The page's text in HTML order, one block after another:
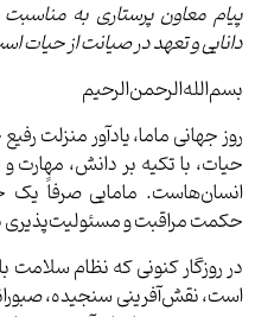
پیام معاون پرستاری به مناسبت
دانایی و تعهد در صیانت از حیات
بسم‌الله‌الرحمن‌الرحیم
روز جهانی ماما، یادآور منزلت
حیات، با تکیه بر دانش، مهارت
انسان‌هاست. مامایی صرفاً
حکمت مراقبت و مسئولیت‌پذیری
در روزگار کنونی که نظام سلامت
است، نقش‌آفرینی سنجیده، صبورانه